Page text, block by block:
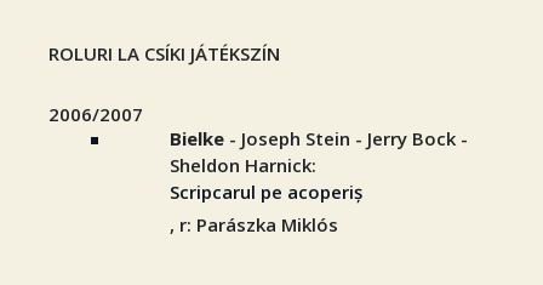
ROLURI LA CSÍKI JÁTÉKSZÍN
2006/2007
Bielke - Joseph Stein - Jerry Bock -
Sheldon Harnick:
Scripcarul pe acoperiș
, r: Parászka Miklós